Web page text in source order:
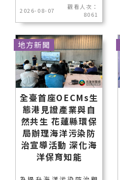
2026-08-07
觀看人次：
8061
全臺首座OECMs生
態港見證產業與自
然共生 花蓮縣環保
局辦理海洋污染防
治宣導活動 深化海
洋保育知能
地方新聞